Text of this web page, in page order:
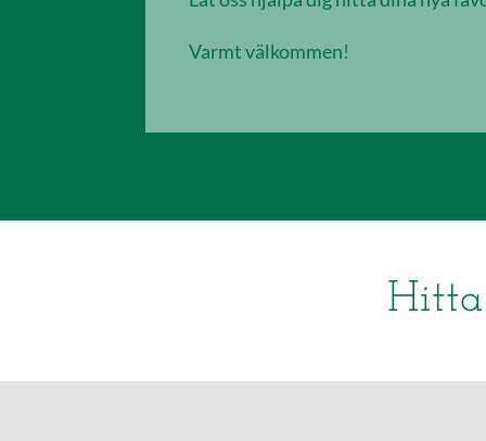
Varmt välkommen!
Hitta